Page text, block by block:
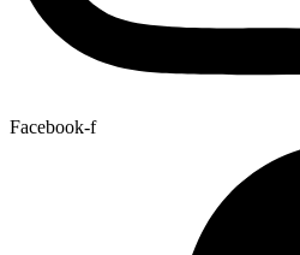
Facebook-f